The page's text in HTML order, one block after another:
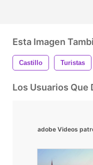
Esta Imagen
Castillo Turistas
Los Usuarios Que
adobe Videos